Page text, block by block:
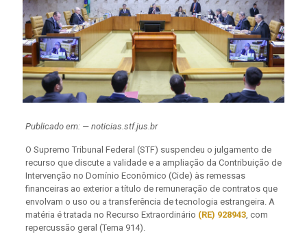
Publicado em: — noticias.stf.jus.br
O Supremo Tribunal Federal (STF) suspendeu o julgamento de
recurso que discute a validade e a ampliação da Contribuição de
Intervenção no Domínio Econômico (Cide) às remessas
financeiras ao exterior a título de remuneração de contratos que
envolvam o uso ou a transferência de tecnologia estrangeira. A
matéria é tratada no Recurso Extraordinário (RE) 928943, com
repercussão geral (Tema 914).